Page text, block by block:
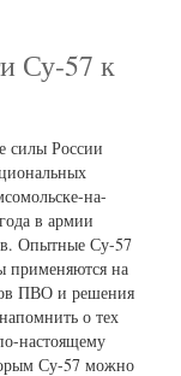
Су-57 к
силы России
на-
в армии
Опытные Су-57
применяются на
ПВО и решения
о тех
настоящему
Су-57 можно